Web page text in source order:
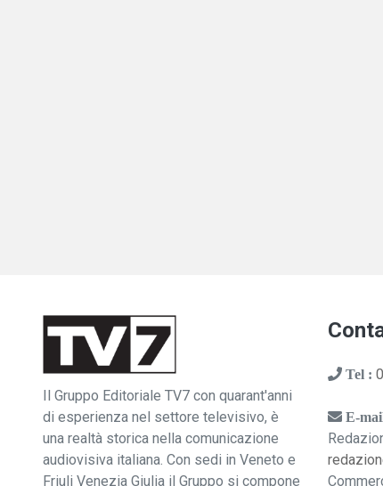
Il Gruppo Editoriale TV7 con quarant'anni
di esperienza nel settore televisivo, è
una realtà storica nella comunicazione
audiovisiva italiana. Con sedi in Veneto e
Friuli Venezia Giulia il Gruppo si compone
Tel :
E-